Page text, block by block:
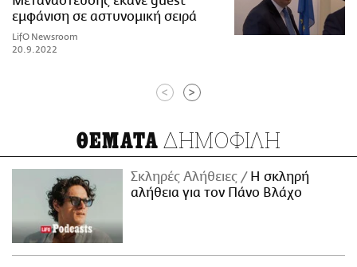
εμφάνιση σε αστυνομική σειρά
LifO Newsroom
20.9.2022
< >
ΘΕΜΑΤΑ ΔΗΜΟΦΙΛΗ
Σκληρές Αλήθειες
H σκληρή
αλήθεια για τον Πάνο Βλάχο